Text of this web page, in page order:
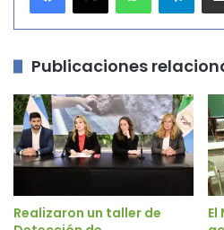
Publicaciones
Realizaron un taller de